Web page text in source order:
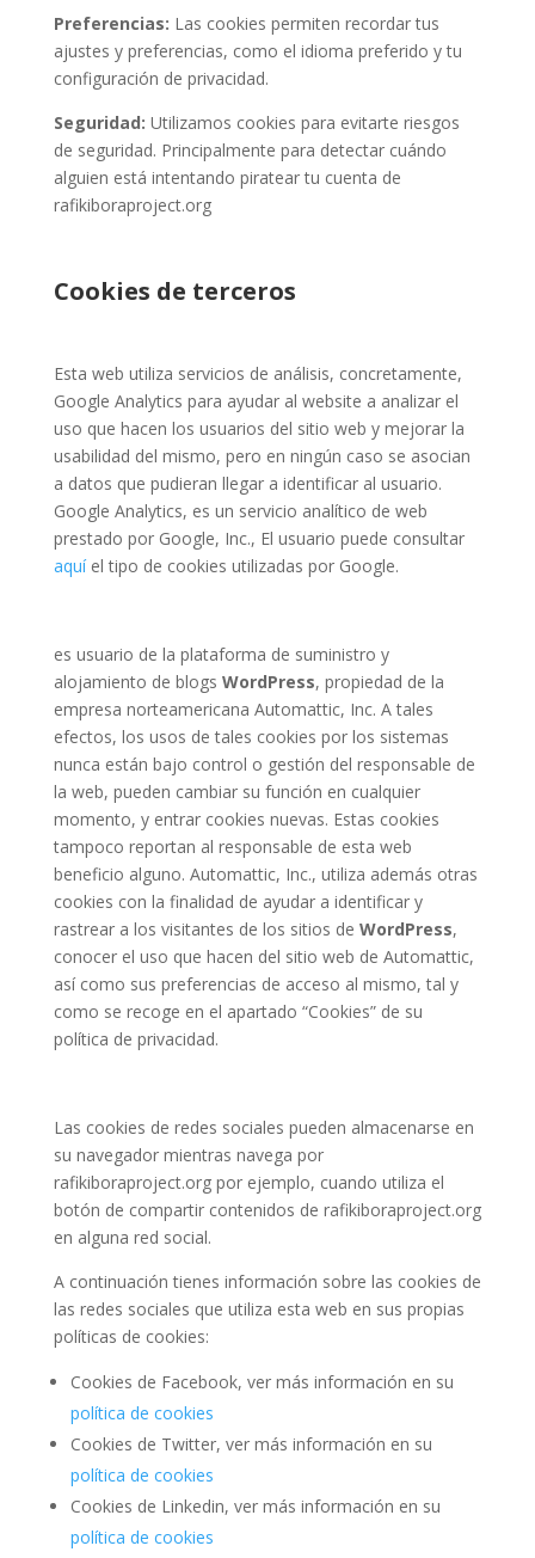
Preferencias: Las cookies permiten recordar tus
ajustes y preferencias, como el idioma preferido y tu
configuración de privacidad.
Seguridad: Utilizamos cookies para evitarte riesgos
de seguridad. Principalmente para detectar cuándo
alguien está intentando piratear tu cuenta de
rafikiboraproject.org
Cookies de terceros
Esta web utiliza servicios de análisis, concretamente,
Google Analytics para ayudar al website a analizar el
uso que hacen los usuarios del sitio web y mejorar la
usabilidad del mismo, pero en ningún caso se asocian
a datos que pudieran llegar a identificar al usuario.
Google Analytics, es un servicio analítico de web
prestado por Google, Inc., El usuario puede consultar
aquíel tipo de cookies utilizadas por Google.
es usuario de la plataforma de suministro y
alojamiento de blogs WordPress, propiedad de la
empresa norteamericana Automattic, Inc. A tales
efectos, los usos de tales cookies por los sistemas
nunca están bajo control o gestión del responsable de
la web, pueden cambiar su función en cualquier
momento, y entrar cookies nuevas. Estas cookies
tampoco reportan al responsable de esta web
beneficio alguno. Automattic, Inc., utiliza además otras
cookies con la finalidad de ayudar a identificar y
rastrear a los visitantes de los sitios de WordPress,
conocer el uso que hacen del sitio web de Automattic,
así como sus preferencias de acceso al mismo, tal y
como se recoge en el apartado “Cookies” de su
política de privacidad.
Las cookies de redes sociales pueden almacenarse en
su navegador mientras navega por
rafikiboraproject.org por ejemplo, cuando utiliza el
botón de compartir contenidos de rafikiboraproject.org
en alguna red social.
A continuación tienes información sobre las cookies de
las redes sociales que utiliza esta web en sus propias
políticas de cookies:
Cookies de Facebook, ver más información en su
política de cookies
Cookies de Twitter, ver más información en su
política de cookies
Cookies de Linkedin, ver más información en su
política de cookies